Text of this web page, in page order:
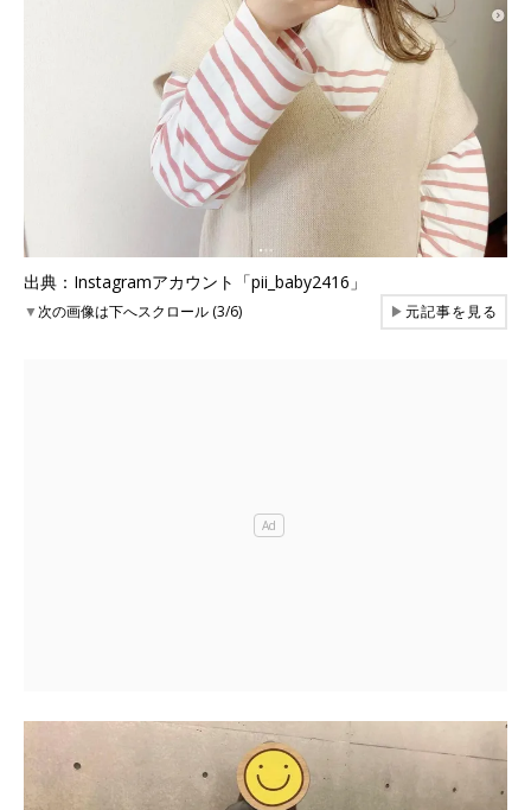
出典：Instagramアカウント「pii_baby2416」
▼次の画像は下へスクロール (3/6) ▶元記事を見る